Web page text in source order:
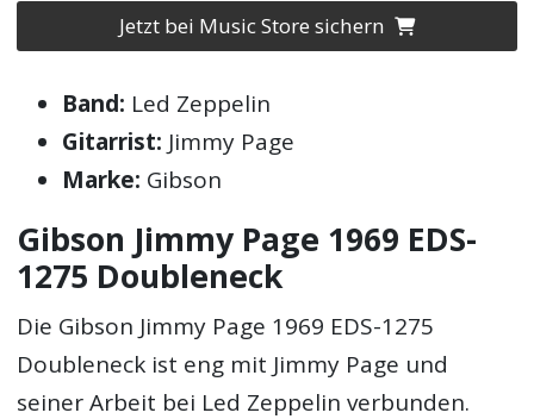
Jetzt bei Music Store sichern
Band: Led Zeppelin
Gitarrist: Jimmy Page
Marke: Gibson
Gibson Jimmy Page 1969 EDS-
1275 Doubleneck
Die Gibson Jimmy Page 1969 EDS-1275
Doubleneck ist eng mit Jimmy Page und
seiner Arbeit bei Led Zeppelin verbunden.